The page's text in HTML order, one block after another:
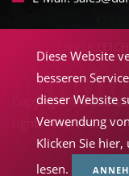
Copyright © 2022-
rights reserved.
Diese Website
besseren
dieser Website
Verwendung
Klicken Sie
lesen.